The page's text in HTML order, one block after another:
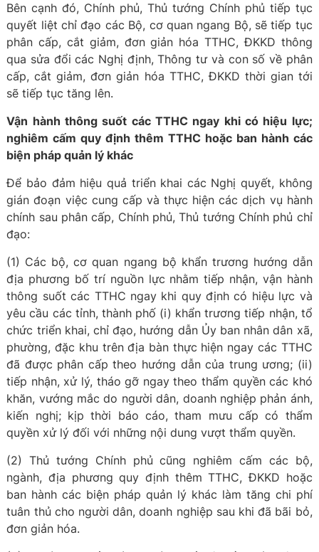
Bên cạnh đó, Chính phủ, Thủ tướng Chính phủ tiếp tục
quyết liệt chỉ đạo các Bộ, cơ quan ngang Bộ, sẽ tiếp tục
phân cấp, cắt giảm, đơn giản hóa TTHC, ĐKKD thông
qua sửa đổi các Nghị định, Thông tư và con số về phân
cấp, cắt giảm, đơn giản hóa TTHC, ĐKKD thời gian tới
sẽ tiếp tục tăng lên.
Vận hành thông suốt các TTHC ngay khi có hiệu lực;
nghiêm cấm quy định thêm TTHC hoặc ban hành các
biện pháp quản lý khác
Để bảo đảm hiệu quả triển khai các Nghị quyết, không
gián đoạn việc cung cấp và thực hiện các dịch vụ hành
chính sau phân cấp, Chính phủ, Thủ tướng Chính phủ chỉ
đạo:
(1) Các bộ, cơ quan ngang bộ khẩn trương hướng dẫn
địa phương bố trí nguồn lực nhằm tiếp nhận, vận hành
thông suốt các TTHC ngay khi quy định có hiệu lực và
yêu cầu các tỉnh, thành phố (i) khẩn trương tiếp nhận, tổ
chức triển khai, chỉ đạo, hướng dẫn Ủy ban nhân dân xã,
phường, đặc khu trên địa bàn thực hiện ngay các TTHC
đã được phân cấp theo hướng dẫn của trung ương; (ii)
tiếp nhận, xử lý, tháo gỡ ngay theo thẩm quyền các khó
khăn, vướng mắc do người dân, doanh nghiệp phản ánh,
kiến nghị; kịp thời báo cáo, tham mưu cấp có thẩm
quyền xử lý đối với những nội dung vượt thẩm quyền.
(2) Thủ tướng Chính phủ cũng nghiêm cấm các bộ,
ngành, địa phương quy định thêm TTHC, ĐKKD hoặc
ban hành các biện pháp quản lý khác làm tăng chi phí
tuân thủ cho người dân, doanh nghiệp sau khi đã bãi bỏ,
đơn giản hóa.